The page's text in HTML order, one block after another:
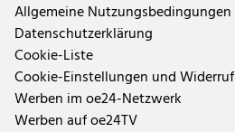
Allgemeine Nutzungsbedingungen
Datenschutzerklärung
Cookie-Liste
Cookie-Einstellungen und Widerruf
Werben im oe24-Netzwerk
Werben auf oe24TV